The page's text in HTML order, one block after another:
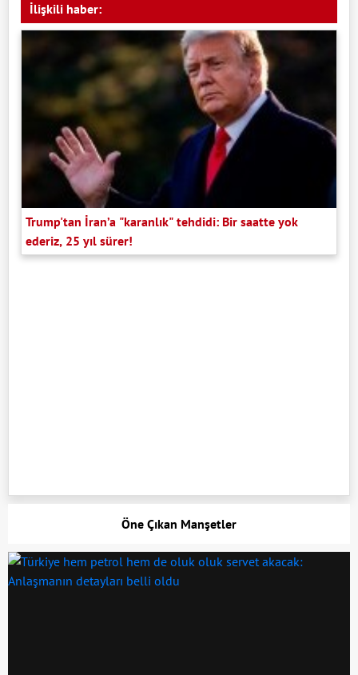
İlişkili haber:
Trump'tan İran’a "karanlık" tehdidi: Bir saatte yok
ederiz, 25 yıl sürer!
Öne Çıkan Manşetler